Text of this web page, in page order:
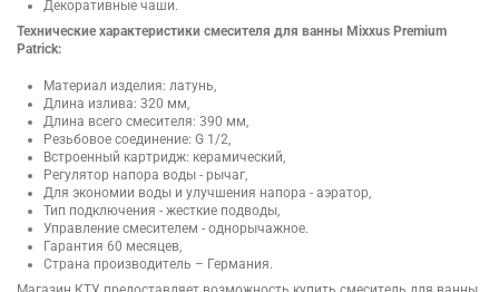
Декоративные чаши.
Технические характеристики смесителя для ванны Mixxus Premium
Patrick:
Материал изделия: латунь,
Длина излива: 320 мм,
Длина всего смесителя: 390 мм,
Резьбовое соединение: G 1/2,
Встроенный картридж: керамический,
Регулятор напора воды - рычаг,
Для экономии воды и улучшения напора - аэратор,
Тип подключения - жесткие подводы,
Управление смесителем - однорычажное.
Гарантия 60 месяцев,
Страна производитель – Германия.